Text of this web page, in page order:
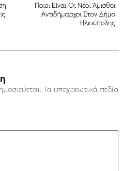
Ποιοι Είναι Οι Νέοι Άμισθοι
Αντιδήμαρχοι Στον Δήμο
Ηλιούπολης
Τα υποχρεωτικά πεδία